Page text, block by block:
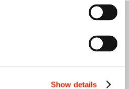
Show details